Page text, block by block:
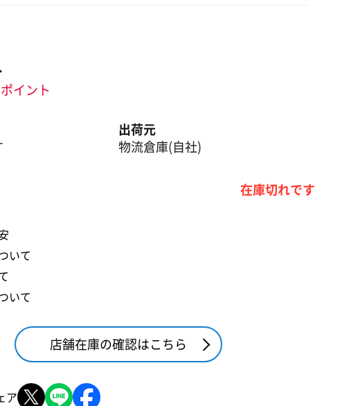
イント
出荷元
物流倉庫(自社)
在庫切れです
いて
いて
店舗在庫の確認はこちら
ア